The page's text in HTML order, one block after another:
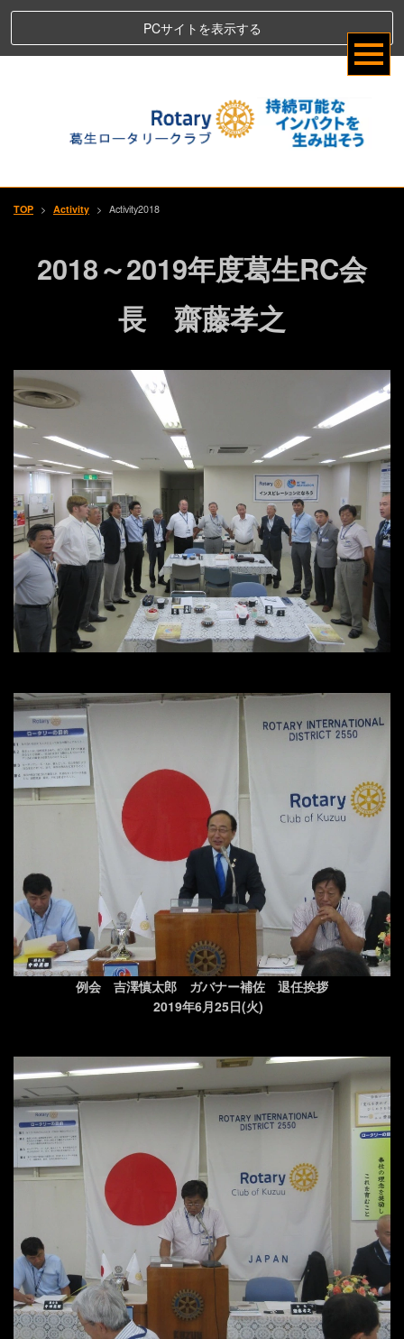
PCサイトを表示する
TOP > Activity > Activity2018
2018～2019年度葛生RC会
長 齋藤孝之
例会 吉澤慎太郎 ガバナー補佐 退任挨拶
2019年6月25日(火)